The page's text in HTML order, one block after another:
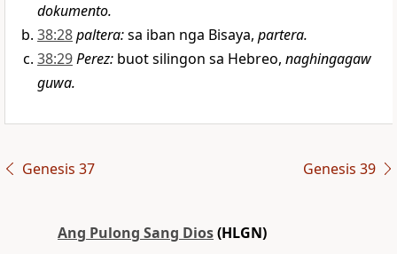
dokumento.
38:28paltera:sa iban nga Bisaya, partera.
38:29Perez: buot silingon sa Hebreo, naghingagaw
guwa.
Genesis 37 Genesis 39
Ang Pulong Sang Dios(HLGN)